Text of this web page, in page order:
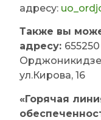
адресу:
Также вы
адресу:
ул.Кирова, 16
«Горячая